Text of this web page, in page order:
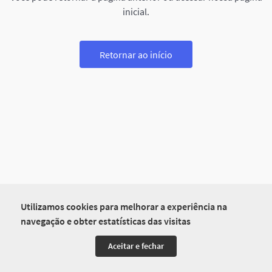
Utilizamos cookies para melhorar a experiência na
navegação e obter estatísticas das visitas
Aceitar e fechar
inicial.
Retornar ao início